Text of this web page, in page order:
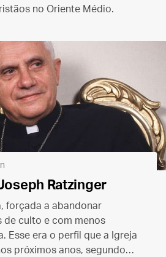
no Oriente Médio.
Ratzinger
forçada a abandonar
de culto e com menos
Esse era o perfil que a Igreja
próximos anos, segundo